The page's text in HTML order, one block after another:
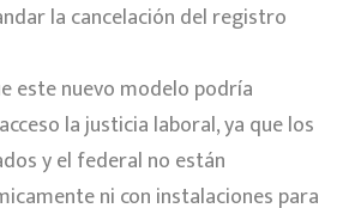
la cancelación del registro
este nuevo modelo podría
la justicia laboral, ya que los
y el federal no están
ni con instalaciones para